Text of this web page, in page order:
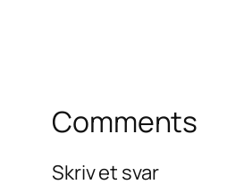
Comments
Skriv et svar